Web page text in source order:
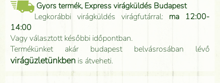
Gyors termék, Express virágküldés Budapest
Legkorábbi virágküldés virágfutárral: ma 12:00-
14:00
Vagy választott későbbi időpontban.
Termékünket akár budapest belvásrosában lévő
virágüzletünkben is átveheti.